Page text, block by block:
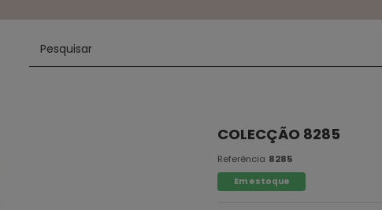
COLECÇÃO 8285
Referência 8285
Em estoque